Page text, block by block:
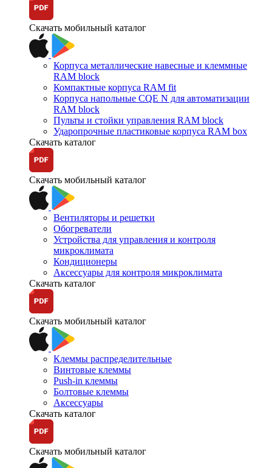
Скачать мобильный каталог
Корпуса металлические навесные и клеммные
RAM block
Компактные корпуса RAM fit
Корпуса напольные CQE N для автоматизации
RAM block
Пульты и стойки управления RAM block
Ударопрочные пластиковые корпуса RAM box
Скачать каталог
Скачать мобильный каталог
Вентиляторы и решетки
Обогреватели
Устройства для управления и контроля
микроклимата
Кондиционеры
Аксессуары для контроля микроклимата
Скачать каталог
Скачать мобильный каталог
Клеммы распределительные
Винтовые клеммы
Push-in клеммы
Болтовые клеммы
Аксессуары
Скачать каталог
Скачать мобильный каталог